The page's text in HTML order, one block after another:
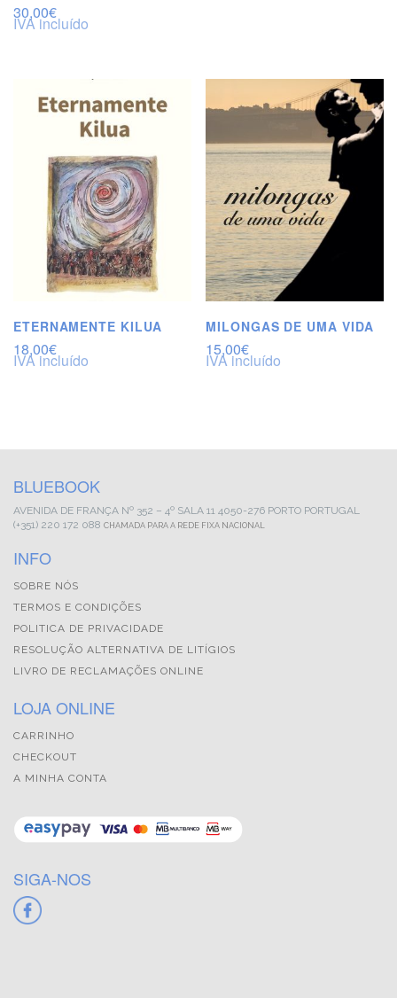
30,00€
IVA incluído
ETERNAMENTE KILUA
18,00€
IVA incluído
MILONGAS DE UMA VIDA
15,00€
IVA incluído
BLUEBOOK
AVENIDA DE FRANÇA Nº 352 – 4º SALA 11 4050-276 PORTO PORTUGAL
(+351) 220 172 088 CHAMADA PARA A REDE FIXA NACIONAL
INFO
SOBRE NÓS
TERMOS E CONDIÇÕES
POLITICA DE PRIVACIDADE
RESOLUÇÃO ALTERNATIVA DE LITÍGIOS
LIVRO DE RECLAMAÇÕES ONLINE
LOJA ONLINE
CARRINHO
CHECKOUT
A MINHA CONTA
SIGA-NOS